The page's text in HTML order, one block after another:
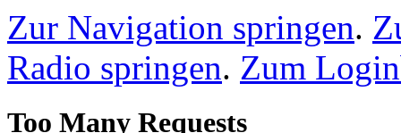
Zur Navigation springen.
Radio springen. Zum